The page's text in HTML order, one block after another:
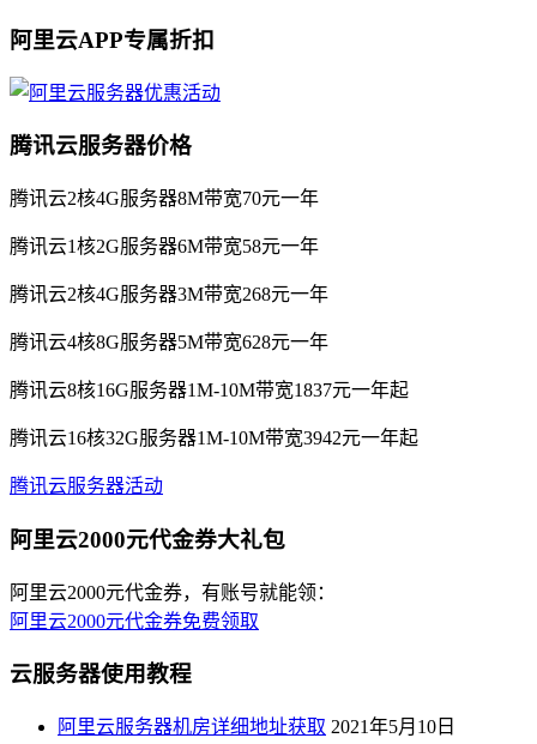
阿里云APP专属折扣
腾讯云服务器价格
腾讯云2核4G服务器8M带宽70元一年
腾讯云1核2G服务器6M带宽58元一年
腾讯云2核4G服务器3M带宽268元一年
腾讯云4核8G服务器5M带宽628元一年
腾讯云8核16G服务器1M-10M带宽1837元一年起
腾讯云16核32G服务器1M-10M带宽3942元一年起
腾讯云服务器活动
阿里云2000元代金券大礼包
阿里云2000元代金券，有账号就能领：
阿里云2000元代金券免费领取
云服务器使用教程
阿里云服务器机房详细地址获取 2021年5月10日